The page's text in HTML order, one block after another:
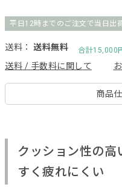
平日12時までのご注文で当日出
送料： 送料無料 合計15,000
送料 / 手数料に関して
商品
クッション性の高
すく疲れにくい